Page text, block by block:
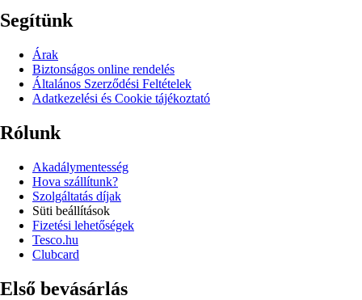
Segítünk
Árak
Biztonságos online rendelés
Általános Szerződési Feltételek
Adatkezelési és Cookie tájékoztató
Rólunk
Akadálymentesség
Hova szállítunk?
Szolgáltatás díjak
Süti beállítások
Fizetési lehetőségek
Tesco.hu
Clubcard
Első bevásárlás